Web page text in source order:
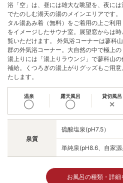
浴「空」は、昼には雄大な眺望を、夜に
でたのしむ湖天の湯のメインエリアです
タル湯あみ着（無料）をご着用の上ご利
をイメージしたサウナ室。展望窓からは
覧いただけます。 外気浴コーナーは蓼科
群の外気浴コーナー。大自然の中で極上の
湯上りには「湯上りラウンジ」で蓼科山
補給。くつろぎの湯上がりグッズもご用
たします。
温泉
◯
露天風呂
◯
貸切風呂
✕
泉質
硫酸塩泉(pH7.5）
単純泉(pH8.6、自家源
お風呂の種類・詳細